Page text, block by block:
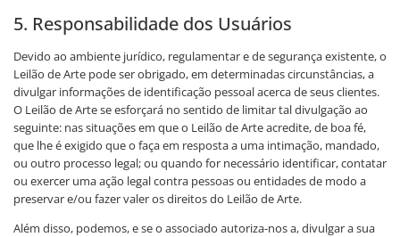
5. Responsabilidade dos Usuários
Devido ao ambiente jurídico, regulamentar e de segurança existente, o
Leilão de Arte pode ser obrigado, em determinadas circunstâncias, a
divulgar informações de identificação pessoal acerca de seus clientes.
O Leilão de Arte se esforçará no sentido de limitar tal divulgação ao
seguinte: nas situações em que o Leilão de Arte acredite, de boa fé,
que lhe é exigido que o faça em resposta a uma intimação, mandado,
ou outro processo legal; ou quando for necessário identificar, contatar
ou exercer uma ação legal contra pessoas ou entidades de modo a
preservar e/ou fazer valer os direitos do Leilão de Arte.
Além disso, podemos, e se o associado autoriza-nos a, divulgar a sua